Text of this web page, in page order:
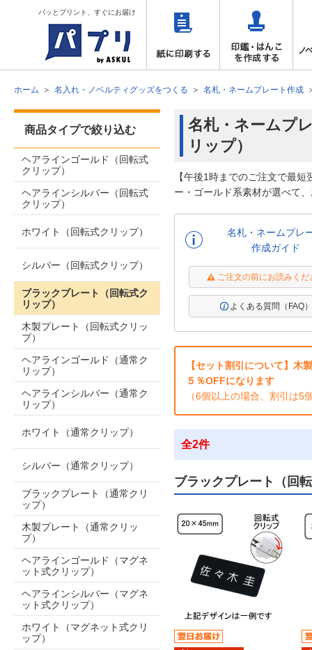
パッとプリント、すぐにお届け
ホーム 名入れ・ノベルティグッズをつくる 名札・ネームプレート作成
名札・ネームプ
リップ）
【午後1時までのご注文で最
ー・ゴールド系素材が選べて
名札・ネームプレ
作成ガイド
ご注文の前にお読みくだ
よくある質問（FAQ
【セット割引について】木
５％OFFになります
（6個以上の場合、割引は
全2件
ブラックプレート（回
商品タイプで絞り込む
ヘアラインゴールド（回転式
クリップ）
ヘアラインシルバー（回転式
クリップ）
ホワイト（回転式クリップ）
シルバー（回転式クリップ）
ブラックプレート（回転式ク
リップ）
木製プレート（回転式クリッ
プ）
ヘアラインゴールド（通常ク
リップ）
ヘアラインシルバー（通常ク
リップ）
ホワイト（通常クリップ）
シルバー（通常クリップ）
ブラックプレート（通常クリ
ップ）
木製プレート（通常クリッ
プ）
ヘアラインゴールド（マグネ
ット式クリップ）
ヘアラインシルバー（マグネ
ット式クリップ）
ホワイト（マグネット式クリ
ップ）